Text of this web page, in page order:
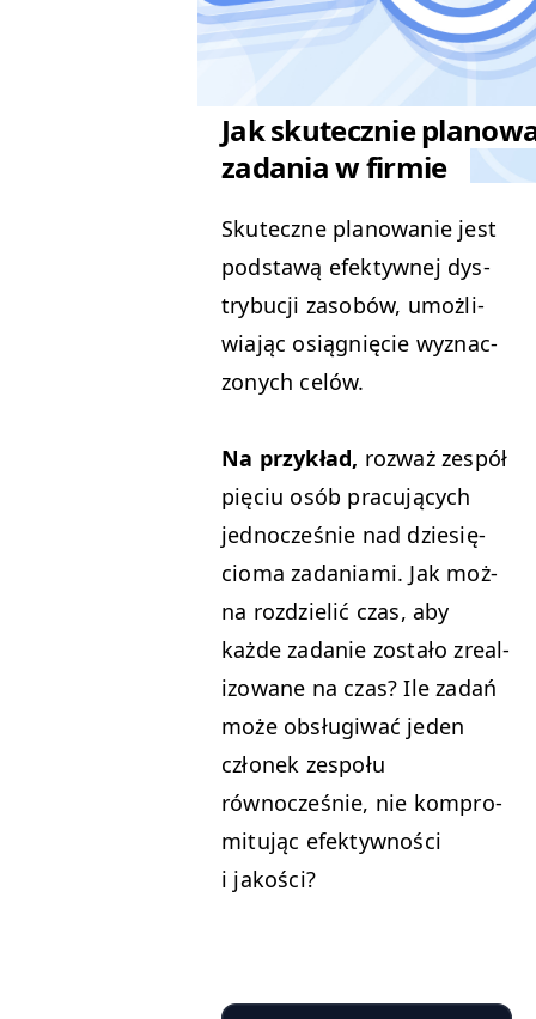
Jak skutecznie
zadania w firmie
Skuteczne planowanie jest
pod­stawą efek­ty­wnej dys­
try­bucji zasobów, umożli­
wia­jąc osiąg­nię­cie wyz­nac­
zonych celów.
Na przykład, rozważ zespół
pię­ciu osób pracu­ją­cych
jed­nocześnie nad dziesię­
cioma zada­ni­a­mi. Jak moż­
na rozdzielić czas, aby
każde zadanie zostało zre­al­
i­zowane na czas? Ile zadań
może obsługi­wać jeden
członek zespołu
równocześnie, nie kom­pro­
mi­tu­jąc efek­ty­wnoś­ci
i jakości?